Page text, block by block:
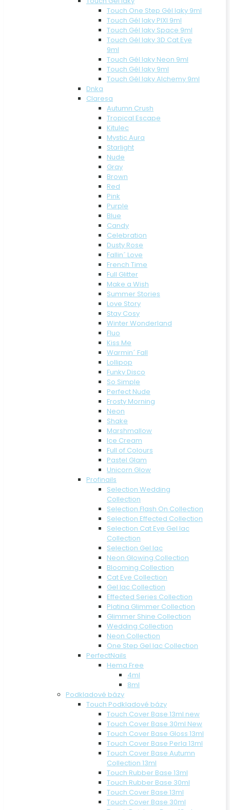
Touch One Step Gél laky 9ml
Touch Gél laky PIXI 9ml
Touch Gél laky Space 9ml
Touch Gél laky 3D Cat Eye
9ml
Touch Gél laky Neon 9ml
Touch Gél laky 9ml
Touch Gél laky Alchemy 9ml
Dnka
Claresa
Autumn Crush
Tropical Escape
Kitulec
Mystic Aura
Starlight
Nude
Gray
Brown
Red
Pink
Purple
Blue
Candy
Celebration
Dusty Rose
Fallin´ Love
French Time
Full Glitter
Make a Wish
Summer Stories
Love Story
Stay Cosy
Winter Wonderland
Fluo
Kiss Me
Warmin´ Fall
Lollipop
Funky Disco
So Simple
Perfect Nude
Frosty Morning
Neon
Shake
Marshmallow
Ice Cream
Full of Colours
Pastel Glam
Unicorn Glow
Profinails
Selection Wedding
Collection
Selection Flash On Collection
Selection Effected Collection
Selection Cat Eye Gel lac
Collection
Selection Gel lac
Neon Glowing Collection
Blooming Collection
Cat Eye Collection
Gel lac Collection
Effected Series Collection
Platina Glimmer Collection
Glimmer Shine Collection
Wedding Collection
Neon Collection
One Step Gel lac Collection
PerfectNails
Hema Free
4ml
8ml
Podkladové bázy
Touch Podkladové bázy
Touch Cover Base 13ml new
Touch Cover Base 30ml New
Touch Cover Base Gloss 13ml
Touch Cover Base Perla 13ml
Touch Cover Base Autumn
Collection 13ml
Touch Rubber Base 13ml
Touch Rubber Base 30ml
Touch Cover Base 13ml
Touch Cover Base 30ml